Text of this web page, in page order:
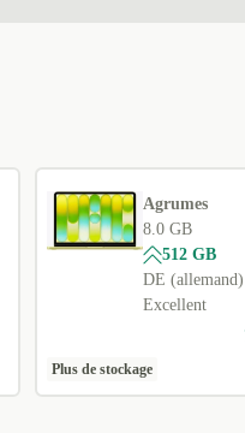
Agrumes
8.0 GB
512 GB
DE (allemand)
Excellent
Plus de stockage